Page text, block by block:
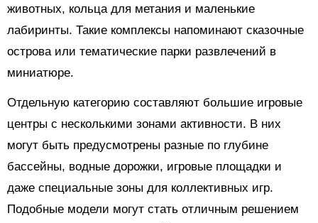
животных, кольца для метания и маленькие
лабиринты. Такие комплексы напоминают сказочные
острова или тематические парки развлечений в
миниатюре.
Отдельную категорию составляют большие игровые
центры с несколькими зонами активности. В них
могут быть предусмотрены разные по глубине
бассейны, водные дорожки, игровые площадки и
даже специальные зоны для коллективных игр.
Подобные модели могут стать отличным решением